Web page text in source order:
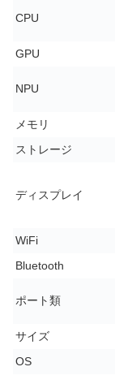
CPU
GPU
NPU
メモリ
ストレージ
ディスプレイ
WiFi
Bluetooth
ポート類
サイズ
OS